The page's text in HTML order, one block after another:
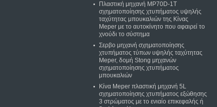
Πλαστική μηχανή MP70D-1T
σχηματοποίησης χτυπήματος υψηλής
ταχύτητας μπουκαλιών της Κίνας
Meper με το αυτοκίνητο που αφαιρεί το
χνούδι το σύστημα
Σερβο μηχανή σχηματοποίησης
χτυπήματος τύπων υψηλής ταχύτητας
Meper, δομή Stong μηχανών
σχηματοποίησης χτυπήματος
μπουκαλιών
Κίνα Meper πλαστική μηχανή 5L
σχηματοποίησης χτυπήματος εξώθησης
3 στρώματος με το ενιαίο επικεφαλής ή